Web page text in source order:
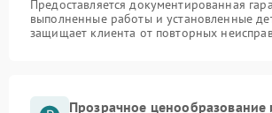
Предоставляется документированная
выполненные работы и установленные
защищает клиента от повторных
Прозрачное ценообразование